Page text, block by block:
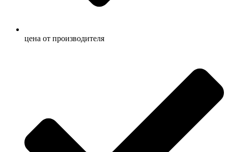
ценa от производителя